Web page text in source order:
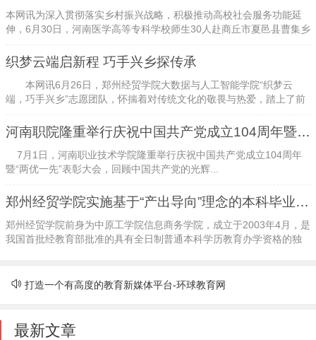
本网讯为深入贯彻落实乡村振兴战略，积极推动高校社会服务功能延
伸，6月30日，河南医学高等专科学校师生30人赴商丘市夏邑县曹集乡
织梦云端启新程 巧手兴乡探传承
本网讯6月26日，郑州经贸学院大数据与人工智能学院“织梦云
端，巧手兴乡”志愿团队，怀揣着对传统文化的敬畏与热爱，踏上了前
河南职院隆重举行庆祝中国共产党成立104周年暨“两优一先”表彰大会
7月1日，河南职业技术学院隆重举行庆祝中国共产党成立104周年
暨“两优一先”表彰大会，回顾中国共产党的光辉...
郑州经贸学院实施基于“产出导向”理念的本科毕业设计改革与实践
郑州经贸学院前身为中原工学院信息商务学院，成立于2003年4月，是
我国首批经教育部批准的具有全日制普通本科学历教育办学资格的独
打造一个有高度的教育新媒体平台-环球教育网
最新文章